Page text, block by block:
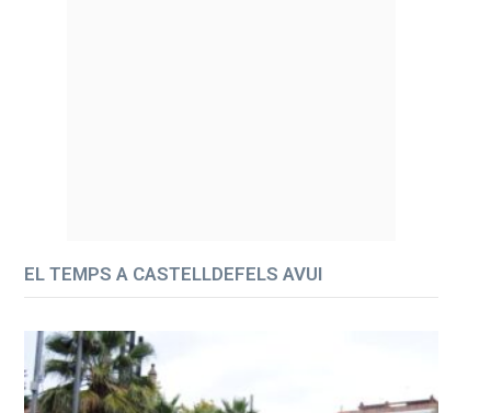
EL TEMPS A CASTELLDEFELS AVUI